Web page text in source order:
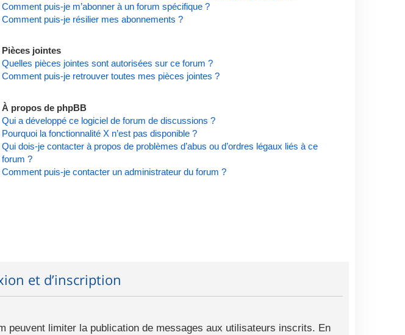
Comment puis-je m’abonner à un forum spécifique ?
Comment puis-je résilier mes abonnements ?
Pièces jointes
Quelles pièces jointes sont autorisées sur ce forum ?
Comment puis-je retrouver toutes mes pièces jointes ?
À propos de phpBB
Qui a développé ce logiciel de forum de discussions ?
Pourquoi la fonctionnalité X n’est pas disponible ?
Qui dois-je contacter à propos de problèmes d’abus ou d’ordres légaux liés à ce
forum ?
Comment puis-je contacter un administrateur du forum ?
et d’inscription
peuvent limiter la publication de messages aux utilisateurs inscrits. En